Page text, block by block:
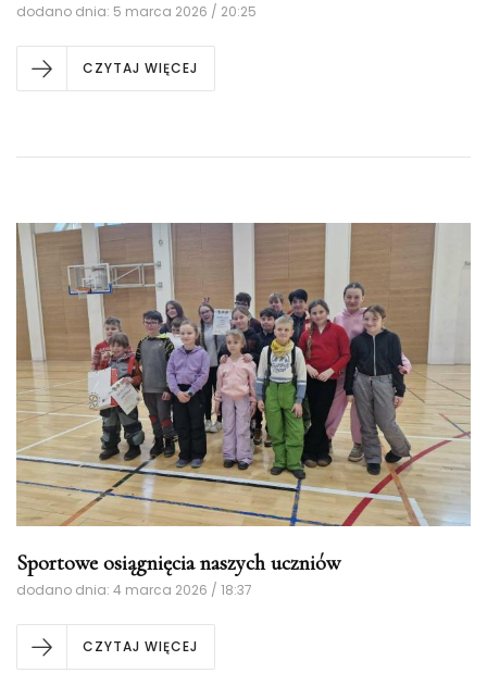
dodano dnia: 5 marca 2026 / 20:25
CZYTAJ WIĘCEJ
Sportowe osiągnięcia naszych uczniów
dodano dnia: 4 marca 2026 / 18:37
CZYTAJ WIĘCEJ